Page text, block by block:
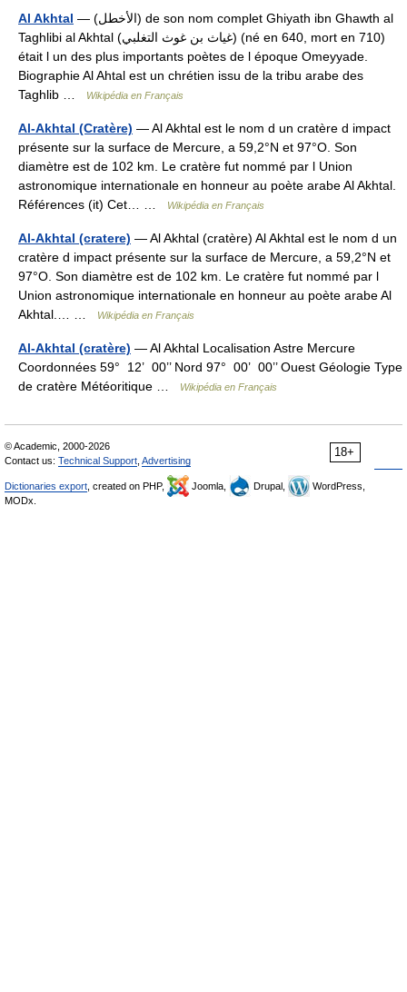
Al Akhtal — (الأخطل) de son nom complet Ghiyath ibn Ghawth al
Taghlibi al Akhtal (غياث بن غوث التغلبي) (né en 640, mort en 710)
était l un des plus importants poètes de l époque Omeyyade.
Biographie Al Ahtal est un chrétien issu de la tribu arabe des
Taghlib …
Wikipédia en Français
Al-Akhtal (Cratère) — Al Akhtal est le nom d un cratère d impact
présente sur la surface de Mercure, a 59,2°N et 97°O. Son
diamètre est de 102 km. Le cratère fut nommé par l Union
astronomique internationale en honneur au poète arabe Al Akhtal.
Références (it) Cet… …
Wikipédia en Français
Al-Akhtal (cratere) — Al Akhtal (cratère) Al Akhtal est le nom d un
cratère d impact présente sur la surface de Mercure, a 59,2°N et
97°O. Son diamètre est de 102 km. Le cratère fut nommé par l
Union astronomique internationale en honneur au poète arabe Al
Akhtal.… …
Wikipédia en Français
Al-Akhtal (cratère) — Al Akhtal Localisation Astre Mercure
Coordonnées 59° 12’ 00’’ Nord 97° 00’ 00’’ Ouest Géologie Type
de cratère Météoritique …
Wikipédia en Français
18+
© Academic, 2000-2026
Contact us: Technical Support Advertising
Dictionaries export , created on PHP, Joomla, Drupal,
WordPress,
MODx.